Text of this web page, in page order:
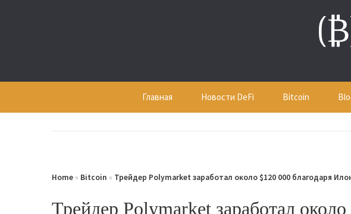
Главная Новости DeFi Bitcoin
Home » Bitcoin » Трейдер Polymarket заработал около $120 000 благодаря
Трейдер Polymarket заработал